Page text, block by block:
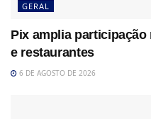
GERAL
Pix amplia
e restaurantes
6 DE AGOSTO DE 2026